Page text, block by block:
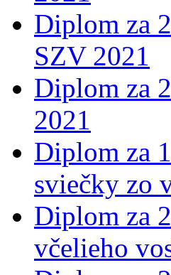
Diplom za
SZV 2021
Diplom za
2021
Diplom za
sviečky zo
Diplom za
včelieho